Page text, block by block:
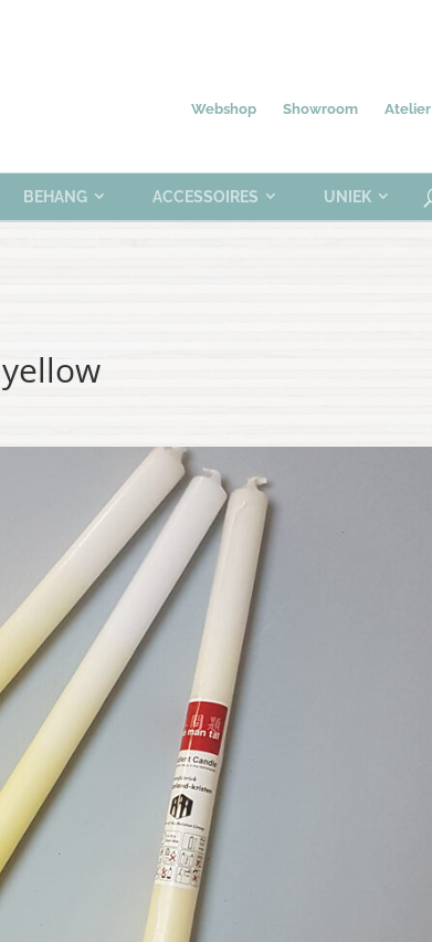
Webshop Showroom Atelier
BEHANG ACCESSOIRES UNIEK